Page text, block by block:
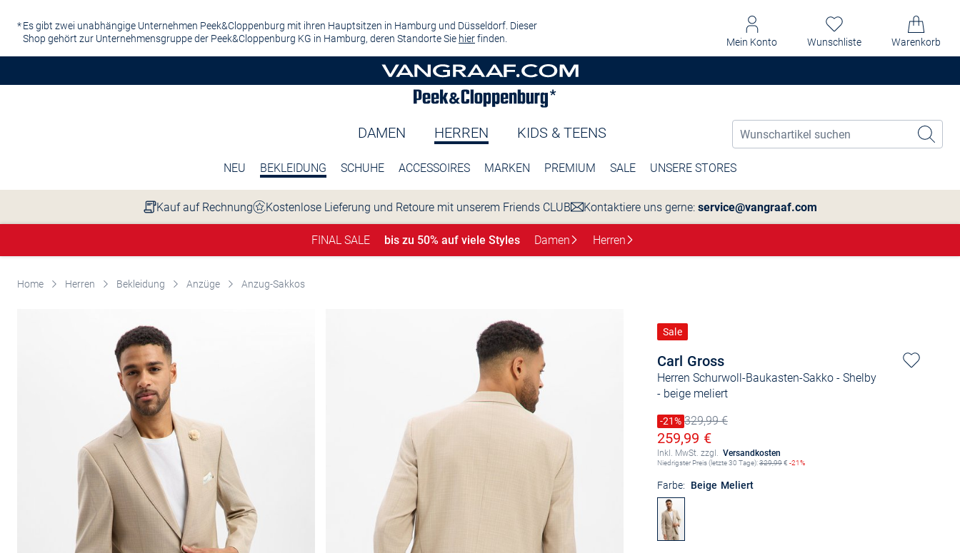
Es gibt zwei unabhängige Unternehmen Peek&Cloppenburg mit ihren Hauptsitzen in Hamburg und Düsseldorf. Dieser
Shop gehört zur Unternehmensgruppe der Peek&Cloppenburg KG in Hamburg, deren Standorte Sie hierfinden. Mein Konto Wunschliste Warenkorb
DAMEN HERREN KIDS & TEENS
NEU BEKLEIDUNG SCHUHE ACCESSOIRES MARKEN PREMIUM SALE UNSERE STORES
Kauf auf Rechnung Kostenlose Lieferung und Retoure mit unserem Friends CLUB Kontaktiere uns gerne: service@vangraaf.com
FINAL SALE bis zu 50% auf viele Styles Damen Herren
Home Herren Bekleidung Anzüge Anzug-Sakkos
Carl Gross
Herren Schurwoll-Baukasten-Sakko - Shelby
- beige meliert
Sale
Preis reduziert um
-21%
Alter Preis329,99 €
Ermäßigter Preis
259,99 €
Inkl. MwSt. zzgl. Versandkosten
Niedrigster Preis (letzte 30 Tage):329,99€ -21%
Farbe: Beige Meliert